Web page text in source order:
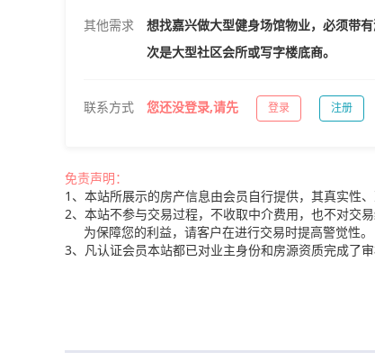
其他需求
想找嘉兴做大型健身场馆物业，必须带
次是大型社区会所或写字楼底商。
联系方式 您还没登录,请先 登录 注册
免责声明：
1、本站所展示的房产信息由会员自行提供，其真实性
2、本站不参与交易过程，不收取中介费用，也不对交
为保障您的利益，请客户在进行交易时提高警觉性。
3、凡认证会员本站都已对业主身份和房源资质完成了